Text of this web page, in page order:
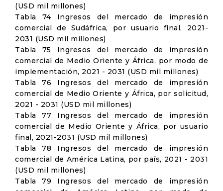
(USD mil millones)
Tabla 74 Ingresos del mercado de impresión
comercial de Sudáfrica, por usuario final, 2021-
2031 (USD mil millones)
Tabla 75 Ingresos del mercado de impresión
comercial de Medio Oriente y África, por modo de
implementación, 2021 - 2031 (USD mil millones)
Tabla 76 Ingresos del mercado de impresión
comercial de Medio Oriente y África, por solicitud,
2021 - 2031 (USD mil millones)
Tabla 77 Ingresos del mercado de impresión
comercial de Medio Oriente y África, por usuario
final, 2021-2031 (USD mil millones)
Tabla 78 Ingresos del mercado de impresión
comercial de América Latina, por país, 2021 - 2031
(USD mil millones)
Tabla 79 Ingresos del mercado de impresión